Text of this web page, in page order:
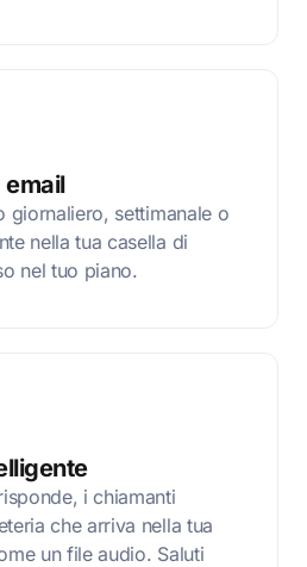
email
giornaliero, settimanale o
nella tua casella di
nel tuo piano.
i chiamanti
che arriva nella tua
un file audio. Saluti